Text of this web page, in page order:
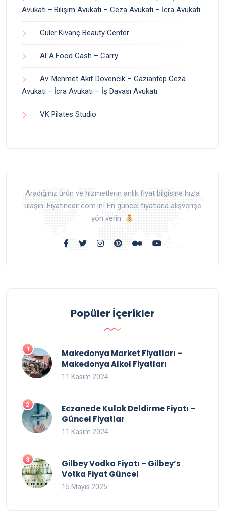
Avukatı – Bilişim Avukatı – Ceza Avukatı – İcra Avukatı
Güler Kıvanç Beauty Center
ALA Food Cash – Carry
Av. Mehmet Akif Dövencik – Gaziantep Ceza
Avukatı – İcra Avukatı – İş Davası Avukatı
VK Pilates Studio
Aradığınız ürün ve hizmetlerin anlık fiyat bilgisine hızla
ulaşın: Fiyatinedir.com.in! En güncel fiyatlarla alışverişe
yön verin.
Popüler İçerikler
Makedonya Market Fiyatları –
Makedonya Alkol Fiyatları
11 Kasım 2024
Eczanede Kulak Deldirme Fiyatı –
Güncel Fiyatlar
11 Kasım 2024
Gilbey Vodka Fiyatı – Gilbey’s
Votka Fiyat Güncel
15 Mayıs 2025